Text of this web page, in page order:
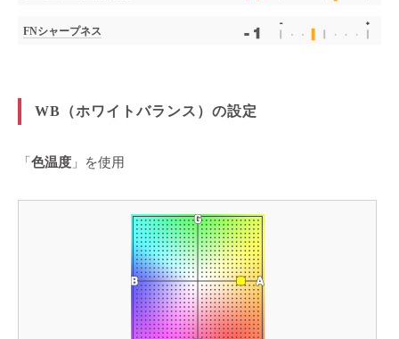
FNシャープネス
WB（ホワイトバランス）の設定
「 色温度 」を使用